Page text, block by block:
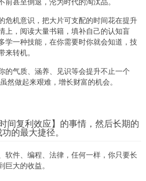
危机意识，把大片可支配的时间花在提升
上，阅读大量书籍，填补自己的认知盲
学一种技能，在你需要时你就会知道，技
转机。
的气质、涵养、见识等会提升不止一个
然做起来艰难，增长财富的机会。
间复利效应】的事情，然后长期的
的最大捷径。
软件、编程、法律，任何一样，你只要长
大的收益。